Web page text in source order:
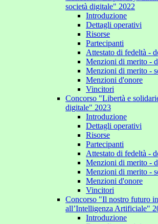
società digitale" 2022
Introduzione
Dettagli operativi
Risorse
Partecipanti
Attestato di fedeltà -
Menzioni di merito -
Menzioni di merito -
Menzioni d'onore
Vincitori
Concorso "Libertà e
digitale" 2023
Introduzione
Dettagli operativi
Risorse
Partecipanti
Attestato di fedeltà -
Menzioni di merito -
Menzioni di merito -
Menzioni d'onore
Vincitori
Concorso "Il nostro futuro
all’Intelligenza Artificiale"
Introduzione